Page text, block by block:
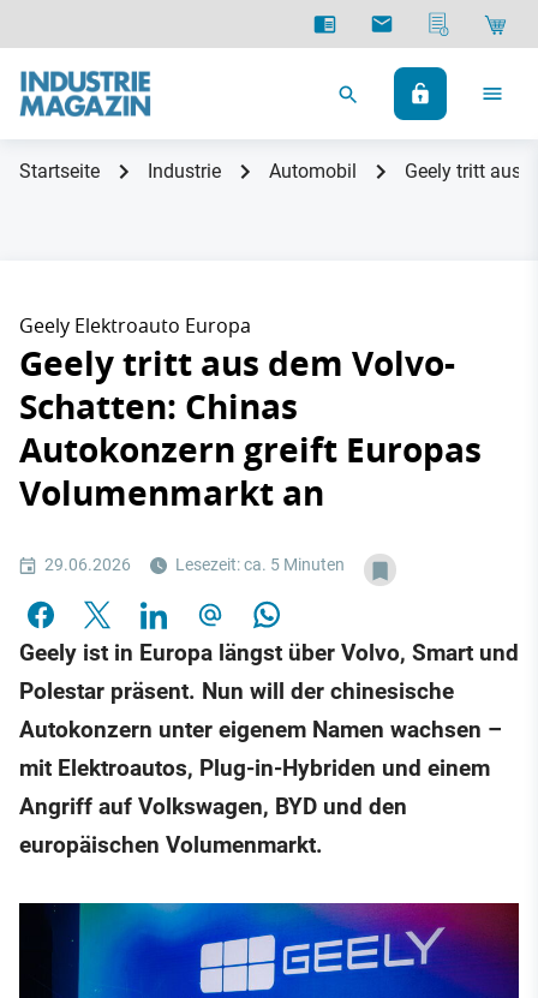
Startseite Industrie Automobil Geely tritt aus
Geely Elektroauto Europa
Geely tritt aus dem Volvo-
Schatten: Chinas
Autokonzern greift Europas
Volumenmarkt an
29.06.2026 Lesezeit: ca. 5 Minuten
Geely ist in Europa längst über Volvo, Smart und
Polestar präsent. Nun will der chinesische
Autokonzern unter eigenem Namen wachsen –
mit Elektroautos, Plug-in-Hybriden und einem
Angriff auf Volkswagen, BYD und den
europäischen Volumenmarkt.